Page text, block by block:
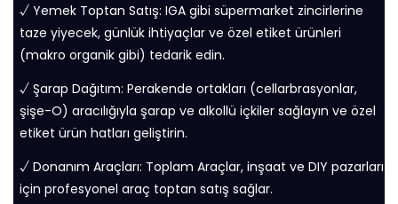
√ Yemek Toptan Satış: IGA gibi süpermarket zincirlerine
taze yiyecek, günlük ihtiyaçlar ve özel etiket ürünleri
(makro organik gibi) tedarik edin.
√ Şarap Dağıtım: Perakende ortakları (cellarbrasyonlar,
şişe-O) aracılığıyla şarap ve alkollü içkiler sağlayın ve özel
etiket ürün hatları geliştirin.
√ Donanım Araçları: Toplam Araçlar, inşaat ve DIY pazarları
için profesyonel araç toptan satış sağlar.